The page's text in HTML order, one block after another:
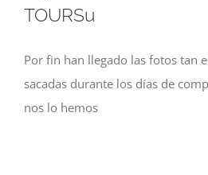
TOURSu
Por fin han llegado las fotos tan
sacadas durante los días de
nos lo hemos